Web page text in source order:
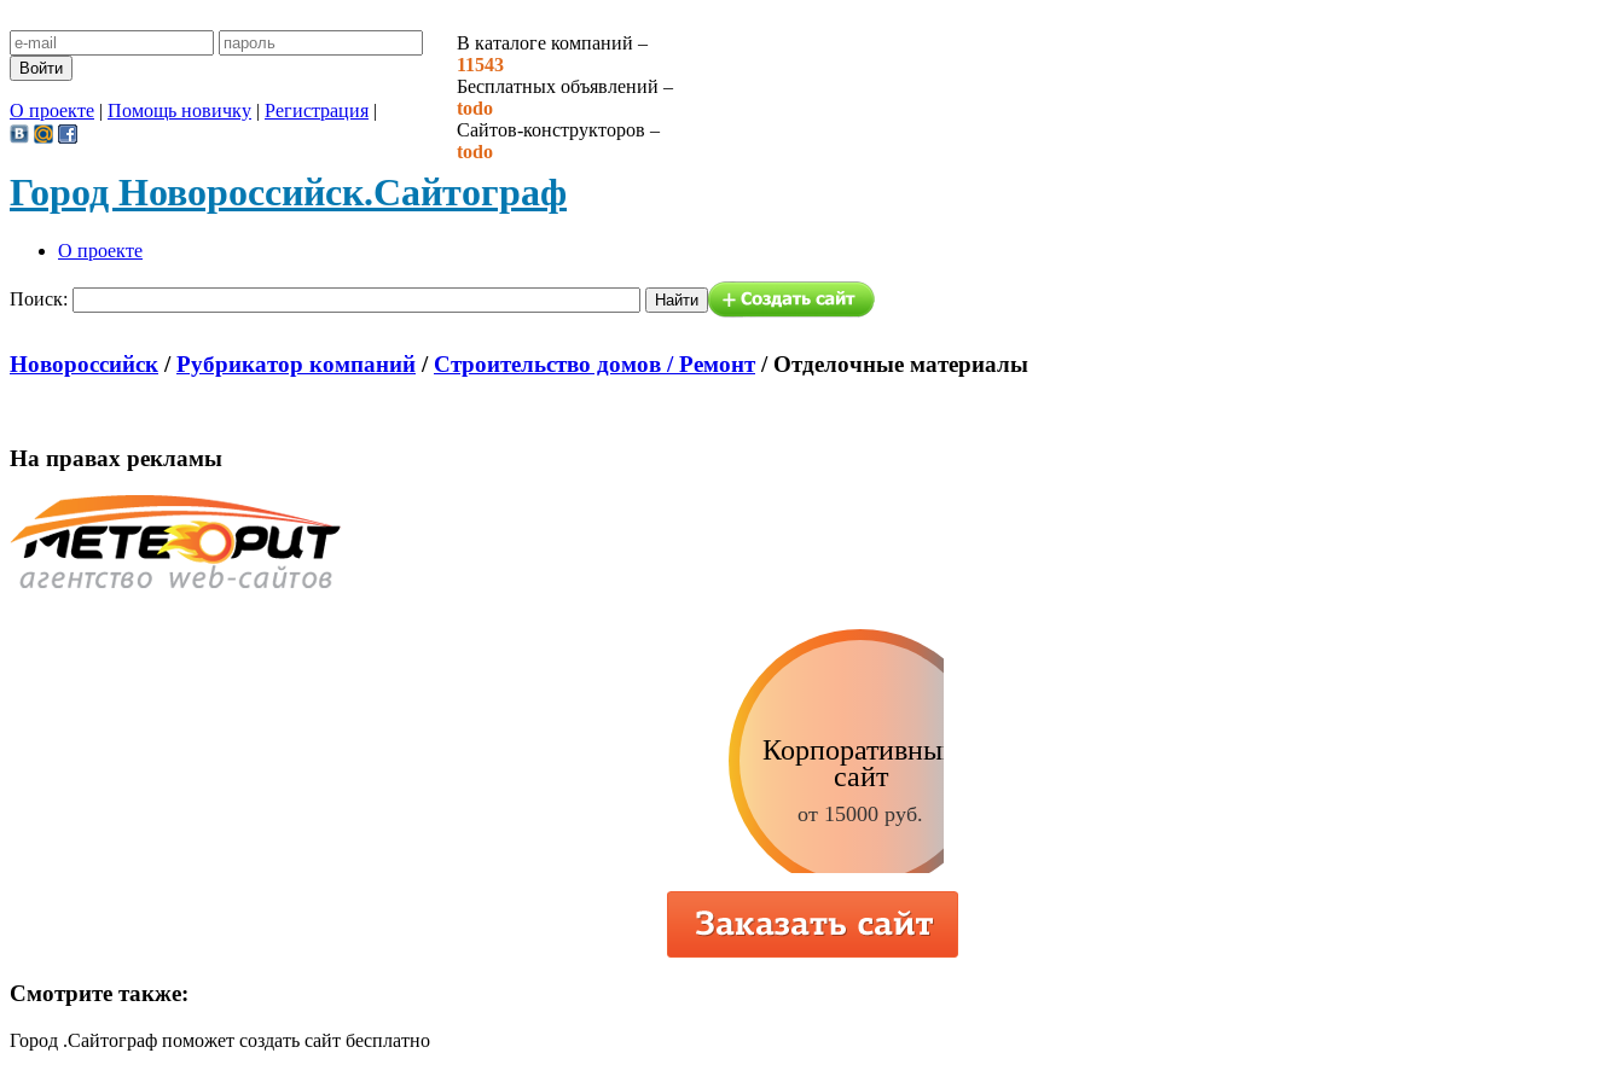
В каталоге компаний –
11543
Бесплатных объявлений –
todo
Сайтов-конструкторов –
todo
О проекте | Помощь новичку | Регистрация |
Город Новороссийск.Сайтограф
О проекте
Поиск:
Новороссийск /Рубрикатор компаний / Строительство домов / Ремонт/ Отделочные материалы
На правах рекламы
Корпоративный
сайт
от 15000 руб.
Смотрите также:
Город .Сайтограф поможет создать сайт бесплатно